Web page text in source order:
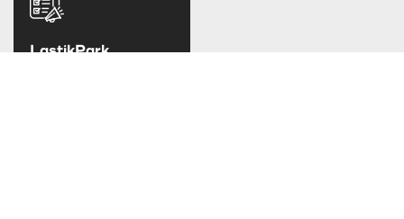
LastikPark